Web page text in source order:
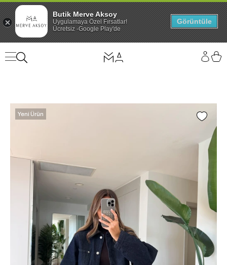
Yeni Ürün
Butik Merve Aksoy
Uygulamaya Özel Fırsatlar!
Ücretsiz -Google Play'de
Görüntüle